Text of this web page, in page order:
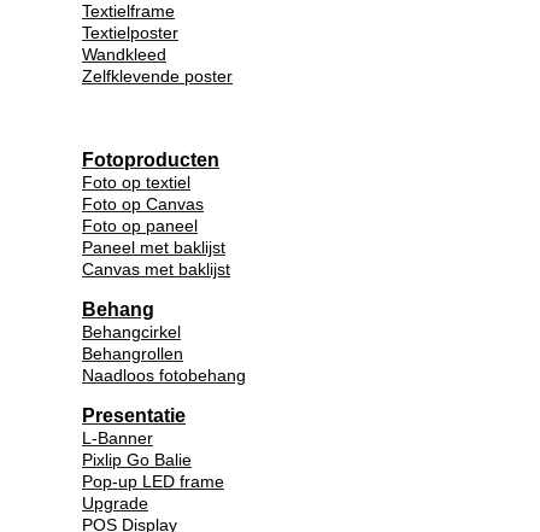
Textielframe
Textielposter
Wandkleed
Zelfklevende poster
Fotoproducten
Foto op textiel
Foto op Canvas
Foto op paneel
Paneel met baklijst
Canvas met baklijst
Behang
Behangcirkel
Behangrollen
Naadloos fotobehang
Presentatie
L-Banner
Pixlip Go Balie
Pop-up LED frame
Upgrade
POS Display